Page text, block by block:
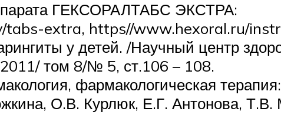
ГЕКСОРАЛТАБС ЭКСТРА:
extra, https//www.hexoral.ru/
у детей. /Научный центр
том 8/№ 5, ст.106 – 108.
фармакологическая
О.В. Курлюк, Е.Г. Антонова, Т.В.